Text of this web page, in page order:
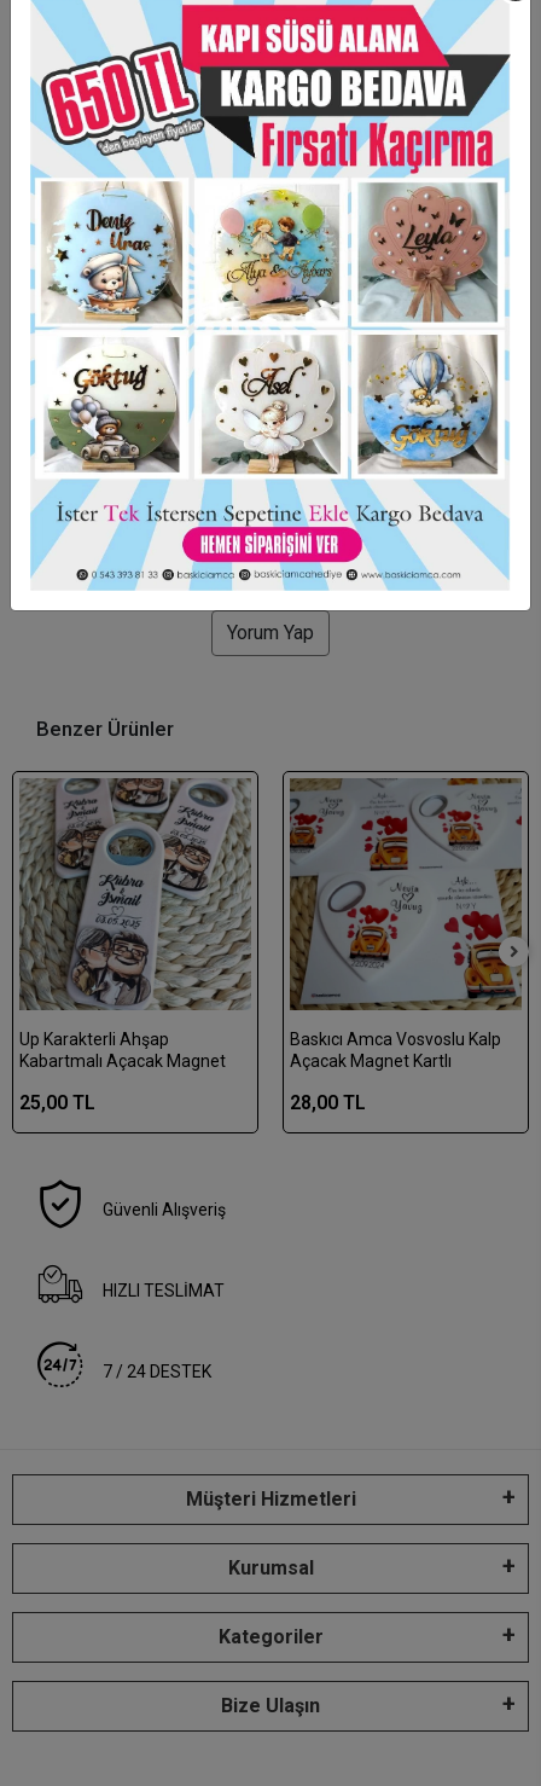
Ürün Özellikleri
Ürün üzerine kaliteli Uv baskı yapılmaktadır.
Arkası mıknatıslıdır.
Kişiye özel tasarım hazırlanmaktadır.
Taksit Seçenekleri
Garanti Ve Teslimat
Hızlı Gönderi Güvenli Alışveriş İade ve Değişim
Bu ürün için henüz yorum yapılmadı.
Yorum Yap
Benzer Ürünler
Up Karakterli Ahşap
Kabartmalı Açacak Magnet
25,00 TL
Baskıcı Amca Vosvoslu Kalp
Açacak Magnet Kartlı
28,00 TL
Güvenli Alışveriş
HIZLI TESLİMAT
7 / 24 DESTEK
Müşteri Hizmetleri
Kurumsal
Kategoriler
Bize Ulaşın